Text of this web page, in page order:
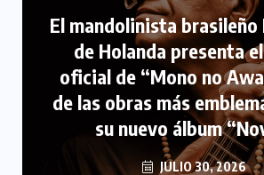
El mandolinista
de Holanda presenta
oficial de “Mono no
de las obras más
su nuevo álbum
JULIO 30, 2026
COLABORADORES
NOTICIAS PERIODISMO
FIPETUR se
Venezuela
JUNIO 29, 2026